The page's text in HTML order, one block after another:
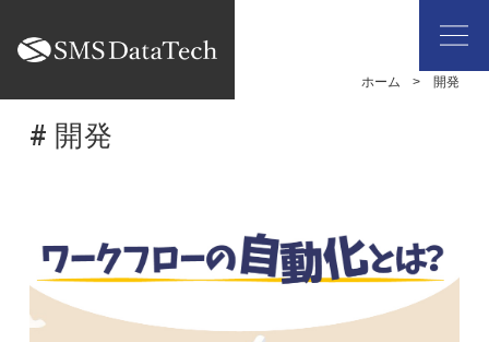
ホーム 開発
# 開発